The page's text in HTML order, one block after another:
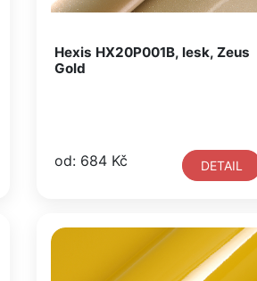
Hexis HX20P001B, lesk, Zeus
Gold
od: 684 Kč DETAIL